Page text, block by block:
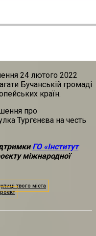
24 лютого 2022
Бучанській громаді
країн.
про
Тургєнєва на честь
ГО «Інститут
міжнародної
твого міста